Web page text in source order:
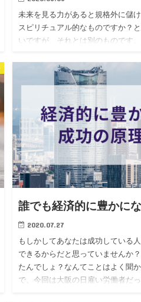
未来を見る力があると規格外に儲
スピリチュアル的なものですか？
いですが、それとは別のものです
だったとしても、…
誰でも経済的に豊かに
2020.07.27
もしかしてあなたは成功している
できるからだと思っていませんか
たんでしょ？なんてことはよく聞
で、今回は大阪の日雇い労働者だ